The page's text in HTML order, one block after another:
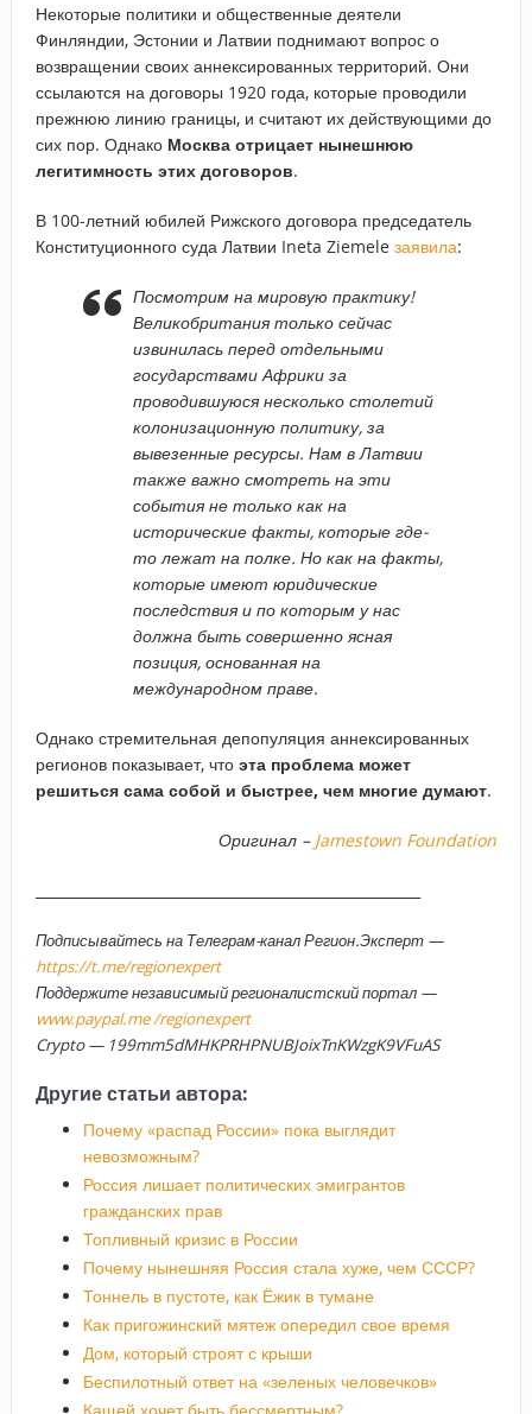
Некоторые политики и общественные деятели
Финляндии, Эстонии и Латвии поднимают вопрос о
возвращении своих аннексированных территорий. Они
ссылаются на договоры 1920 года, которые проводили
прежнюю линию границы, и считают их действующими до
сих пор. Однако Москва отрицает нынешнюю
легитимность этих договоров.
В 100-летний юбилей Рижского договора председатель
Конституционного суда Латвии Ineta Ziemele заявила:
Посмотрим на мировую практику!
Великобритания только сейчас
извинилась перед отдельными
государствами Африки за
проводившуюся несколько столетий
колонизационную политику, за
вывезенные ресурсы. Нам в Латвии
также важно смотреть на эти
события не только как на
исторические факты, которые где-
то лежат на полке. Но как на факты,
которые имеют юридические
последствия и по которым у нас
должна быть совершенно ясная
позиция, основанная на
международном праве.
Однако стремительная депопуляция аннексированных
регионов показывает, что эта проблема может
решиться сама собой и быстрее, чем многие думают.
Оригинал – Jamestown Foundation
Подписывайтесь на Телеграм-канал Регион.Эксперт —
https://t.me/regionexpert
Поддержите независимый регионалистский портал —
www.paypal.me /regionexpert
Crypto — 199mm5dMHKPRHPNUBJoixTnKWzgK9VFuAS
Другие статьи автора:
Почему «распад России» пока выглядит
невозможным?
Россия лишает политических эмигрантов
гражданских прав
Топливный кризис в России
Почему нынешняя Россия стала хуже, чем СССР?
Тоннель в пустоте, как Ёжик в тумане
Как пригожинский мятеж опередил свое время
Дом, который строят с крыши
Беспилотный ответ на «зеленых человечков»